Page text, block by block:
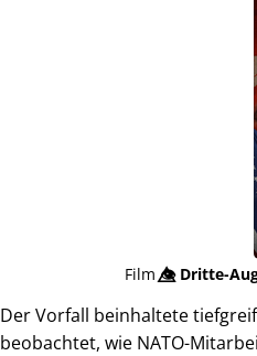
Film👁️⃤Dritte-
Der Vorfall beinhaltete
beobachtet, wie NATO-